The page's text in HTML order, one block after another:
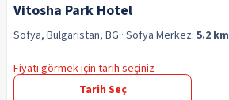
Vitosha Park Hotel
Sofya, Bulgaristan, BG · Sofya Merkez: 5.2 km
Fiyatı görmek için tarih seçiniz
Tarih Seç